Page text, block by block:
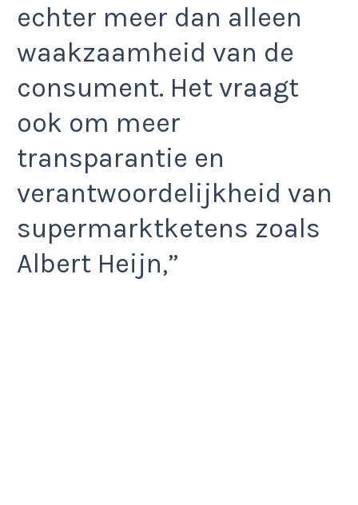
echter meer dan alleen
waakzaamheid van de
consument. Het vraagt
ook om meer
transparantie en
verantwoordelijkheid van
supermarktketens zoals
Albert Heijn,”